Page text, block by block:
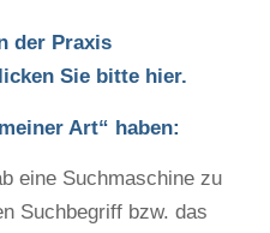
der Praxis
Sie bitte hier.
Art“ haben:
eine Suchmaschine zu
Suchbegriff bzw. das